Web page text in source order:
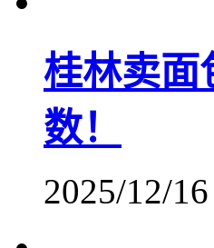
桂林卖面
数！
2025/12/16